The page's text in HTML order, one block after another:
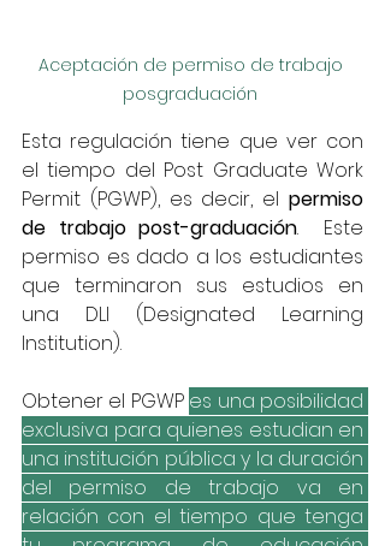
Aceptación de permiso de trabajo
posgraduación
Esta regulación tiene que ver con
el tiempo del Post Graduate Work
Permit (PGWP), es decir, el permiso
de trabajo post-graduación.  Este
permiso es dado a los estudiantes
que terminaron sus estudios en
una DLI (Designated Learning
Institution).
Obtener el PGWP es una posibilidad
exclusiva para quienes estudian en
una institución pública y la duración
del permiso de trabajo va en
relación con el tiempo que tenga